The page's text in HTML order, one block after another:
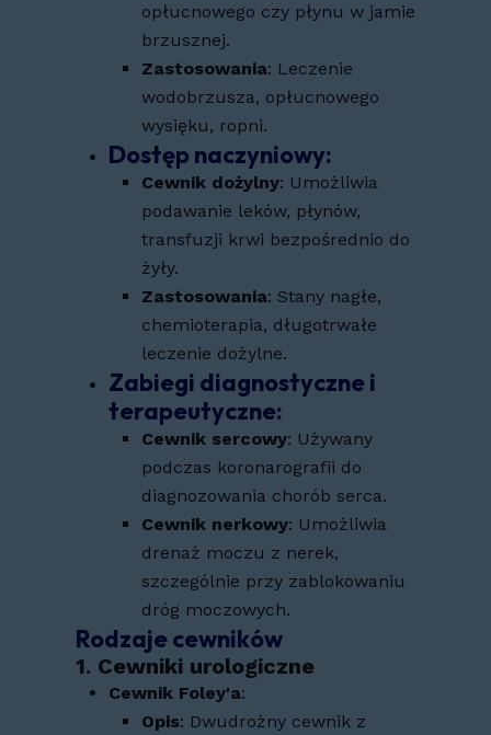
opłucnowego czy płynu w jamie
brzusznej.
Zastosowania: Leczenie
wodobrzusza, opłucnowego
wysięku, ropni.
Dostęp naczyniowy:
Cewnik dożylny: Umożliwia
podawanie leków, płynów,
transfuzji krwi bezpośrednio do
żyły.
Zastosowania: Stany nagłe,
chemioterapia, długotrwałe
leczenie dożylne.
Zabiegi diagnostyczne i
terapeutyczne:
Cewnik sercowy: Używany
podczas koronarografii do
diagnozowania chorób serca.
Cewnik nerkowy: Umożliwia
drenaż moczu z nerek,
szczególnie przy zablokowaniu
dróg moczowych.
Rodzaje cewników
1. Cewniki urologiczne
Cewnik Foley'a:
Opis: Dwudrożny cewnik z